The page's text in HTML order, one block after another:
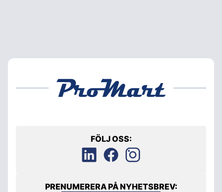
FÖLJ OSS:
PRENUMERERA PÅ NYHETSBREV: